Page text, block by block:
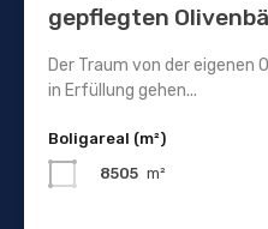
gepflegten
Der Traum von der eigenen
in Erfüllung gehen...
Boligareal (m²)
8505 m²